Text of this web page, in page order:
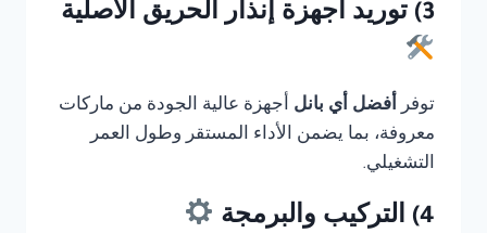
3) توريد أجهزة إنذار الحريق الأصلية
توفر أفضل أي بانل أجهزة عالية الجودة من ماركات
معروفة، بما يضمن الأداء المستقر وطول العمر
التشغيلي.
4) التركيب والبرمجة